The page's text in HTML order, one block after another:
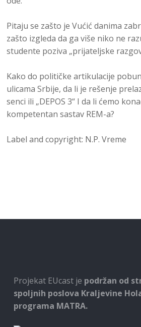
Pitaju se zašto je Vućić danima
zašto izgleda da ga više niko ne
studente poziva „prijateljske
Kako do političke artikulacije
ulicama Srbije, da li je rešenje
senci ili „DEPOS 3“ I da li ćemo
kompetentan sastav REM-a?
Label and copyright: N.P. Vreme
Projekat EUcast je podržan od
spoljnih poslova Kraljevine
programa MATRA.